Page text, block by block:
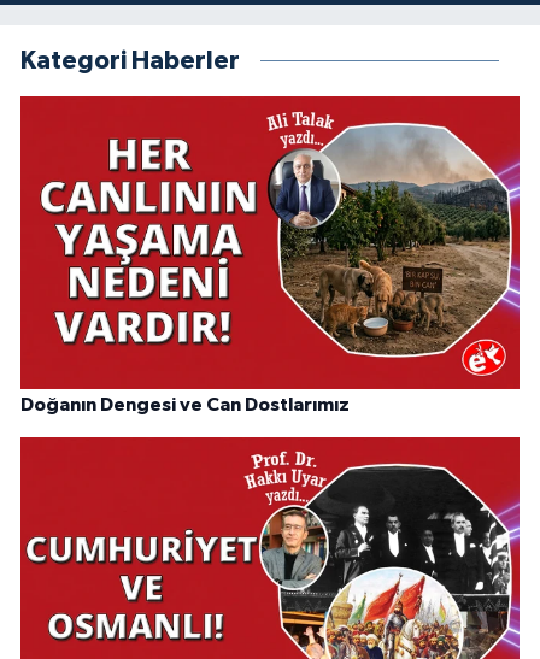
Kategori Haberler
Doğanın Dengesi ve Can Dostlarımız